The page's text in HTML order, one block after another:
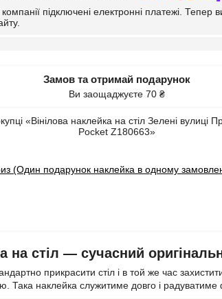
підключені електронні платежі.
Замов та отримай подарунок
Ви заощаджуєте 70 ₴
«Вінілова наклейка на стіл Зелені вулиці
Pocket Z180663»
(Один подарунок наклейка в одному
на стіл — сучасний
прикрасити стіл і в той же час
Така наклейка служитиме довго і